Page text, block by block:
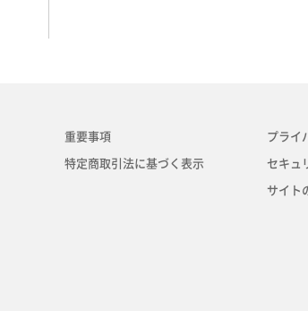
重要事項
特定商取引法に基づく表示
プライ
セキュ
サイト